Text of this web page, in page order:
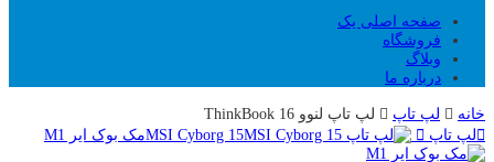
صفحه اصلی یک
فروشگاه
وبلاگ
درباره ما
خانه لپ تاپ
لپ تاپ لنوو ThinkBook 16
لپ تاپ MSI Cyborg 15
مک بوک ایر M1